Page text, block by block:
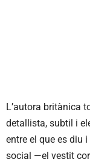
L’autora britànica
detallista, subtil i
entre el que es diu i
social —el vestit